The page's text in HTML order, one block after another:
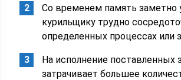
Со временем память заметно
курильщику трудно
определенных процессах или
На исполнение поставленных
затрачивает большее